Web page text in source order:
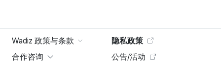
Wadiz 政策与条款
隐私政策
合作咨询
公告/活动